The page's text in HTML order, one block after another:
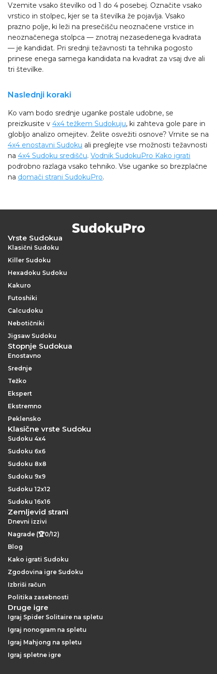
Vzemite vsako številko od 1 do 4 posebej. Označite vsako
vrstico in stolpec, kjer se ta številka že pojavlja. Vsako
prazno polje, ki leži na presečišču neoznačene vrstice in
neoznačenega stolpca — znotraj nezasedenega kvadrata
— je kandidat. Pri srednji težavnosti ta tehnika pogosto
prinese enega samega kandidata na kvadrat za vsaj dve ali
tri številke.
Naslednji koraki
Ko vam bodo srednje uganke postale udobne, se
preizkusite v 4x4 težkem Sudokuju, ki zahteva gole pare in
globljo analizo omejitev. Želite osvežiti osnove? Vrnite se na
4x4 enostavni Sudoku ali preglejte vse možnosti težavnosti
na 4x4 Sudoku središču. Vodnik SudokuPro Kako igrati
podrobno razlaga vsako tehniko. Vse uganke so brezplačne
na domači strani SudokuPro.
Vrste Sudokua
Klasični Sudoku
Killer Sudoku
Hexadoku Sudoku
Kakuro
Futoshiki
Calcudoku
Nebotičniki
Jigsaw Sudoku
Stopnje Sudokua
Enostavno
Srednje
Težko
Ekspert
Ekstremno
Peklensko
Klasične vrste Sudoku
Sudoku 4x4
Sudoku 6x6
Sudoku 8x8
Sudoku 9x9
Sudoku 12x12
Sudoku 16x16
Zemljevid strani
Dnevni izzivi
Nagrade (🏆0/12)
Blog
Kako igrati Sudoku
Zgodovina igre Sudoku
Izbriši račun
Politika zasebnosti
Druge igre
Igraj Spider Solitaire na spletu
Igraj nonogram na spletu
Igraj Mahjong na spletu
Igraj spletne igre